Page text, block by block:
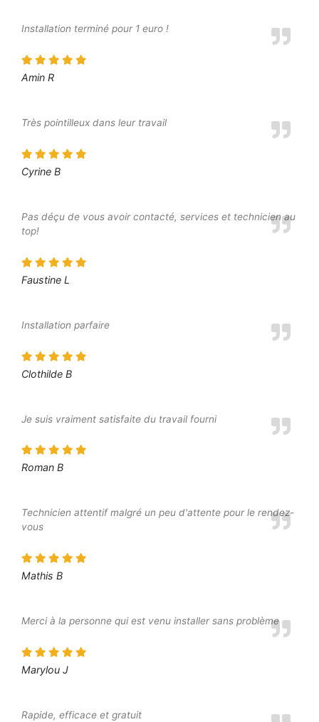
Installation terminé pour 1 euro !
Amin R
Très pointilleux dans leur travail
Cyrine B
Pas déçu de vous avoir contacté, services et technicien au
top!
Faustine L
Installation parfaire
Clothilde B
Je suis vraiment satisfaite du travail fourni
Roman B
Technicien attentif malgré un peu d'attente pour le rendez-
vous
Mathis B
Merci à la personne qui est venu installer sans problème
Marylou J
Rapide, efficace et gratuit